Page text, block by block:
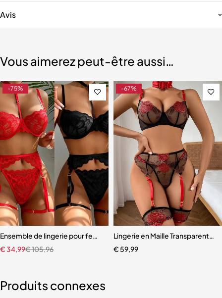
Avis
Vous aimerez peut-être aussi…
-75%
Ensemble de lingerie pour femmes, soutien-gorge sexy 7.0,
€105,96
€34,99
-67%
Lingerie en Maille Transparente
€ 59,99
Produits connexes